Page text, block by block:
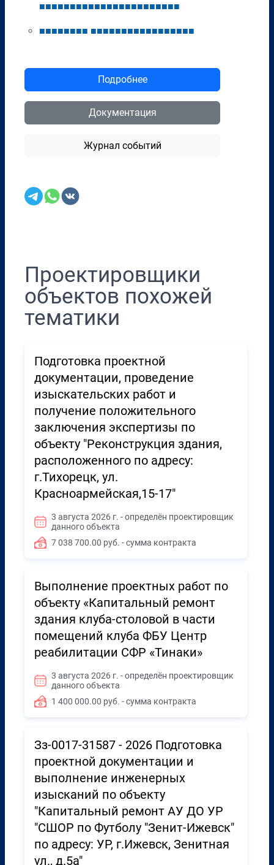
■■■■■■■■■■■■■■■■■■■■■■■
■■■■■■■■ ■■■■■■■■■■■■■■■■■
Подробнее
Документация
Журнал событий
Проектировщики
объектов похожей
тематики
Подготовка проектной
документации, проведение
изыскательских работ и
получение положительного
заключения экспертизы по
объекту "Реконструкция здания,
расположенного по адресу:
г.Тихорецк, ул.
Красноармейская,15-17"
3 августа 2026 г. - определён проектировщик
данного объекта
7 038 700.00 руб. - сумма контракта
Выполнение проектных работ по
объекту «Капитальный ремонт
здания клуба-столовой в части
помещений клуба ФБУ Центр
реабилитации СФР «Тинаки»
3 августа 2026 г. - определён проектировщик
данного объекта
1 400 000.00 руб. - сумма контракта
Зз-0017-31587 - 2026 Подготовка
проектной документации и
выполнение инженерных
изысканий по объекту
"Капитальный ремонт АУ ДО УР
"СШОР по Футболу "Зенит-Ижевск"
по адресу: УР, г.Ижевск, Зенитная
ул., д.5а"